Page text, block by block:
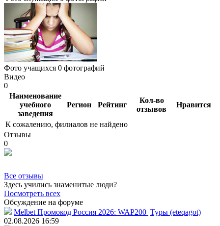
Фото учащихся 0 фотографий
Видео
0
Наименование
учебного
заведения
Регион Рейтинг
Кол-во
отзывов
Нравится
К сожалению, филиалов не найдено
Отзывы
0
Все отзывы
Здесь учились знаменитые люди?
Посмотреть всех
Обсуждение на форуме
Melbet Промокод Россия 2026: WAP200 Туры (eteqagot)
02.08.2026 16:59